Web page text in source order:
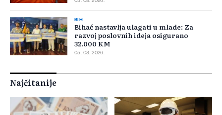
BIH
Bihać nastavlja ulagati u mlade: Za
razvoj poslovnih ideja osigurano
32.000 KM
05. 08. 2026.
Najčitanije